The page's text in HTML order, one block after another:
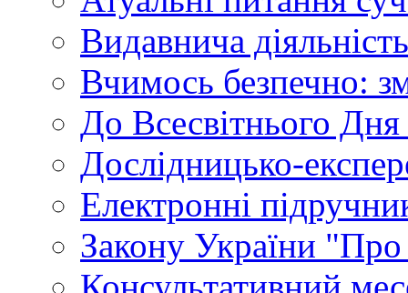
Видавнича діяльність
Вчимось безпечно:
До Всесвітнього Дня
Дослідницько-
Електронні
Закону України "Про